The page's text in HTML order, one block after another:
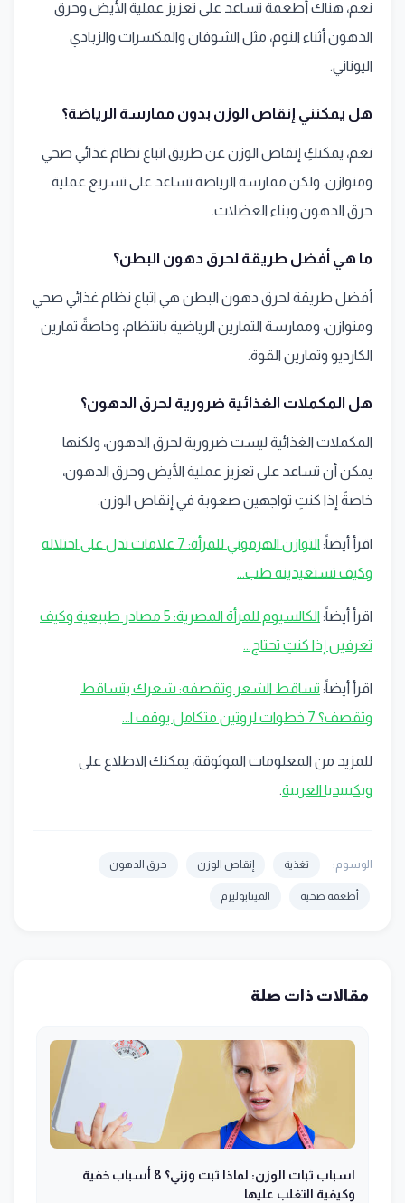
نعم، هناك أطعمة تساعد على تعزيز عملية الأيض وحرق
الدهون أثناء النوم، مثل الشوفان والمكسرات والزبادي
اليوناني.
هل يمكنني إنقاص الوزن بدون ممارسة الرياضة؟
نعم، يمكنكِ إنقاص الوزن عن طريق اتباع نظام غذائي صحي
ومتوازن. ولكن ممارسة الرياضة تساعد على تسريع عملية
حرق الدهون وبناء العضلات.
ما هي أفضل طريقة لحرق دهون البطن؟
أفضل طريقة لحرق دهون البطن هي اتباع نظام غذائي صحي
ومتوازن، وممارسة التمارين الرياضية بانتظام، وخاصةً تمارين
الكارديو وتمارين القوة.
هل المكملات الغذائية ضرورية لحرق الدهون؟
المكملات الغذائية ليست ضرورية لحرق الدهون، ولكنها
يمكن أن تساعد على تعزيز عملية الأيض وحرق الدهون،
خاصةً إذا كنتِ تواجهين صعوبة في إنقاص الوزن.
اقرأ أيضاً:
التوازن الهرموني للمرأة: 7 علامات تدل على اختلاله
وكيف تستعيدينه طب...
اقرأ أيضاً:
الكالسيوم للمرأة المصرية: 5 مصادر طبيعية وكيف
تعرفين إذا كنتِ تحتاج...
اقرأ أيضاً: تساقط الشعر وتقصفه: شعرك يتساقط
وتقصف؟ 7 خطوات لروتين متكامل يوقف ا...
للمزيد من المعلومات الموثوقة، يمكنك الاطلاع على
ويكيبيديا العربية.
الوسوم: تغذية إنقاص الوزن حرق الدهون
أطعمة صحية الميتابوليزم
مقالات ذات صلة
اسباب ثبات الوزن: لماذا ثبت وزني؟ 8 أسباب خفية
وكيفية التغلب عليها